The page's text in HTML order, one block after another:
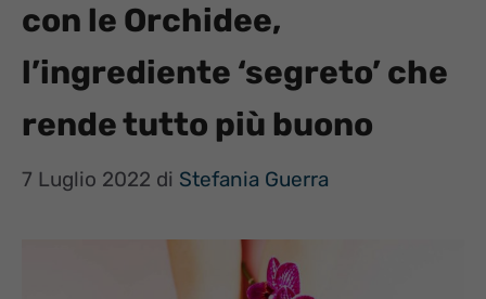
con le Orchidee,
l’ingrediente ‘segreto’ che
rende tutto più buono
7 Luglio 2022 di Stefania Guerra